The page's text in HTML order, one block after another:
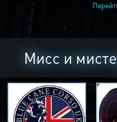
Мисс и